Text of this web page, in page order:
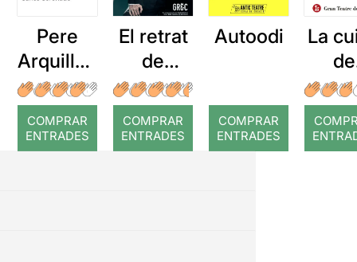
Pere
Arquillué
: Coral
romput
COMPRAR
ENTRADES
El retrat
de
Dorian
Gray
COMPRAR
ENTRADES
Autoodi
COMPRAR
ENTRADES
La
de